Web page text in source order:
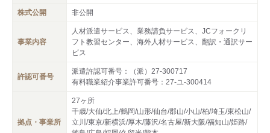
株式公開 非公開
事業内容
人材派遣サービス、業務請負サービス、JCフォークリ
フト教習センター、海外人材サービス、翻訳・通訳サー
ビス
許認可番号
派遣許認可番号：（派）27-300717
有料職業紹介事業許可番号：27-ユ-300414
拠点・事業所
27ヶ所
千歳/大仙/北上/鶴岡/山形/仙台/郡山/小山/柏/埼玉/東松山/
立川/東京/新横浜/厚木/藤沢/名古屋/新大阪/福知山/姫路/